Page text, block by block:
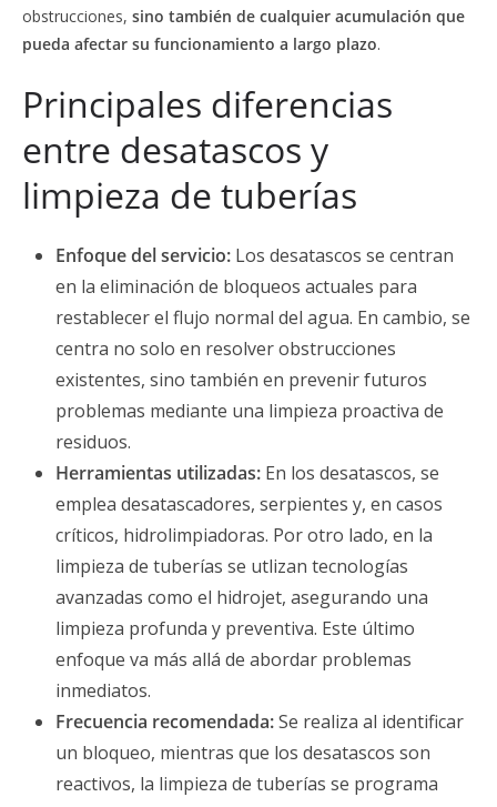
obstrucciones, sino también de cualquier acumulación que
pueda afectar su funcionamiento a largo plazo.
Principales diferencias
entre desatascos y
limpieza de tuberías
Enfoque del servicio: Los desatascos se centran
en la eliminación de bloqueos actuales para
restablecer el flujo normal del agua. En cambio, se
centra no solo en resolver obstrucciones
existentes, sino también en prevenir futuros
problemas mediante una limpieza proactiva de
residuos.
Herramientas utilizadas: En los desatascos, se
emplea desatascadores, serpientes y, en casos
críticos, hidrolimpiadoras. Por otro lado, en la
limpieza de tuberías se utlizan tecnologías
avanzadas como el hidrojet, asegurando una
limpieza profunda y preventiva. Este último
enfoque va más allá de abordar problemas
inmediatos.
Frecuencia recomendada:Se realiza al identificar
un bloqueo, mientras que los desatascos son
reactivos, la limpieza de tuberías se programa